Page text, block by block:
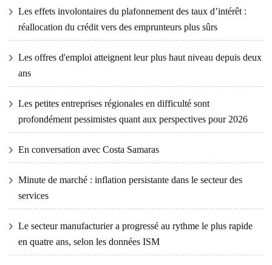
Les effets involontaires du plafonnement des taux d’intérêt :
réallocation du crédit vers des emprunteurs plus sûrs
Les offres d'emploi atteignent leur plus haut niveau depuis deux
ans
Les petites entreprises régionales en difficulté sont
profondément pessimistes quant aux perspectives pour 2026
En conversation avec Costa Samaras
Minute de marché : inflation persistante dans le secteur des
services
Le secteur manufacturier a progressé au rythme le plus rapide
en quatre ans, selon les données ISM